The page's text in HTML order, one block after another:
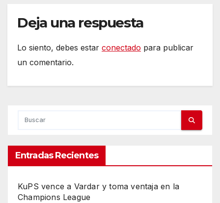
Deja una respuesta
Lo siento, debes estar conectado para publicar
un comentario.
Entradas Recientes
KuPS vence a Vardar y toma ventaja en la
Champions League